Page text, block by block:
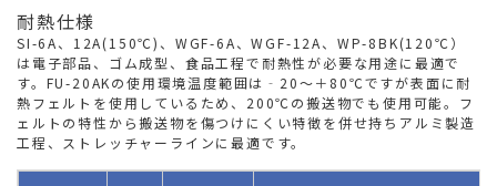
耐熱仕様
SI-6A、12A(150℃)、WGF-6A、WGF-12A、WP-8BK(120℃）
は電子部品、ゴム成型、食品工程で耐熱性が必要な用途に最適で
す。FU-20AKの使用環境温度範囲は‐20～＋80℃ですが表面に耐
熱フェルトを使用しているため、200℃の搬送物でも使用可能。フ
ェルトの特性から搬送物を傷つけにくい特徴を併せ持ちアルミ製造
工程、ストレッチャーラインに最適です。